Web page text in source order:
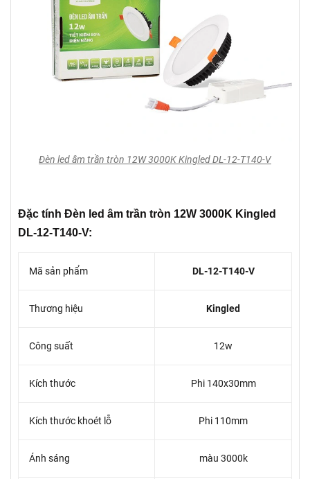
Đèn led âm trần tròn 12W 3000K Kingled DL-12-T140-V
Đặc tính Đèn led âm trần tròn 12W 3000K Kingled
DL-12-T140-V:
Mã sản phẩm DL-12-T140-V
Thương hiệu Kingled
Công suất 12w
Kích thước Phi 140x30mm
Kích thước khoét lỗ Phi 110mm
Ánh sáng màu 3000k